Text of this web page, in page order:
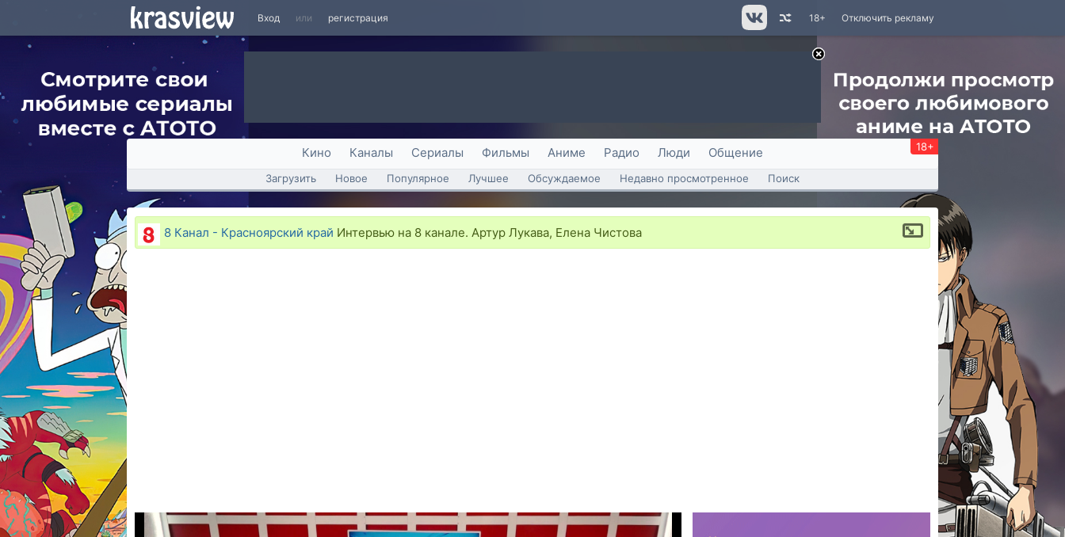
Вход или регистрация Отключить рекламу
18+
Кино Каналы Сериалы Фильмы Аниме Радио Люди Общение 18+
Загрузить Новое Популярное Лучшее Обсуждаемое Недавно просмотренное Поиск
8 Канал - Красноярский край Интервью на 8 канале. Артур Лукава, Елена Чистова